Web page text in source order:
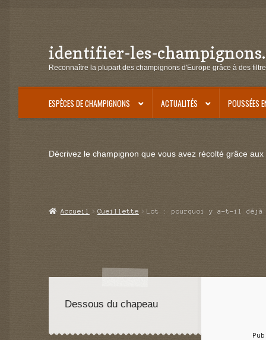
Aller
à
navigation
Aller
au
identifier-les-
Reconnaître la plupart des champignons d'Europe grâce à des
ESPÈCES DE CHAMPIGNONS ACTUALITÉS POUSSÉES
Décrivez le champignon que vous avez récolté grâce
Accueil Cueillette Lot : pourquoi y a-t-il déjà
Dessous du chapeau